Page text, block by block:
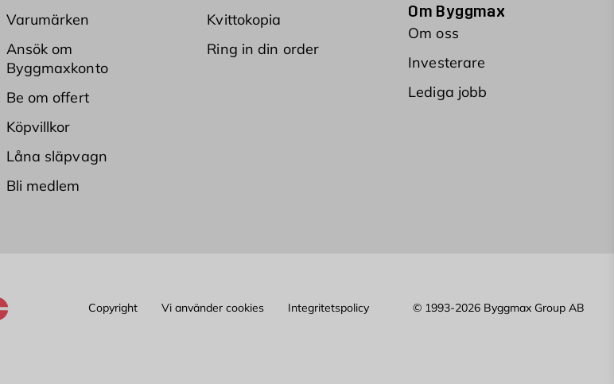
Varumärken
Ansök om
Byggmaxkonto
Be om offert
Köpvillkor
Låna släpvagn
Bli medlem
Kvittokopia
Ring in din order
Om Byggmax
Om oss
Investerare
Lediga jobb
Copyright Vi använder cookies Integritetspolicy © 1993-2026 Byggmax Group AB